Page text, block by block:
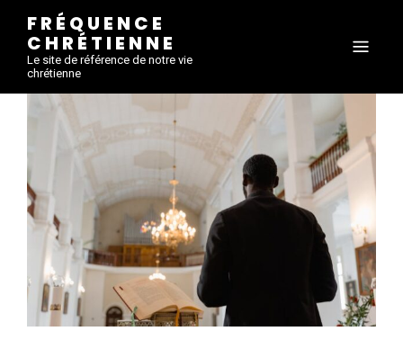
FRÉQUENCE
CHRÉTIENNE
Le site de référence de notre vie
chrétienne